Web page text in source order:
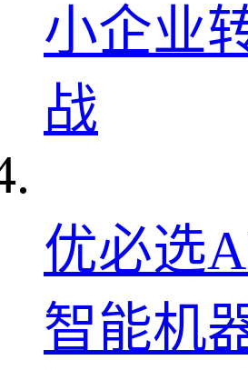
小企业
战
优必选
智能机